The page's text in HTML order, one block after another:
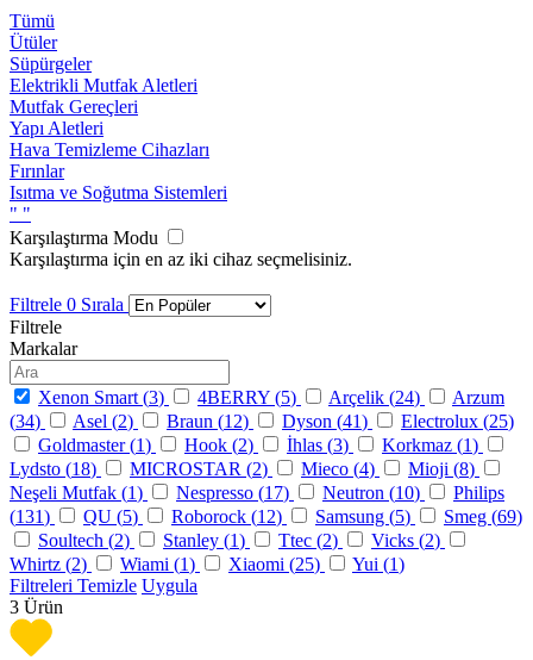
Tümü
Ütüler
Süpürgeler
Elektrikli Mutfak Aletleri
Mutfak Gereçleri
Yapı Aletleri
Hava Temizleme Cihazları
Fırınlar
Isıtma ve Soğutma Sistemleri
" "
Karşılaştırma Modu
Karşılaştırma için en az iki cihaz seçmelisiniz.
Filtrele 0 Sırala
Filtrele
Markalar
Xenon Smart (3) 4BERRY (5) Arçelik (24)
Arzum
(34) Asel (2) Braun (12) Dyson (41) Electrolux (25)
Goldmaster (1) Hook (2) İhlas (3) Korkmaz (1)
Lydsto (18) MICROSTAR (2) Mieco (4) Mioji (8)
Neşeli Mutfak (1) Nespresso (17) Neutron (10)
Philips
(131) QU (5) Roborock (12) Samsung (5) Smeg (69)
Soultech (2) Stanley (1) Ttec (2) Vicks (2)
Whirtz (2) Wiami (1) Xiaomi (25) Yui (1)
Filtreleri Temizle Uygula
3 Ürün